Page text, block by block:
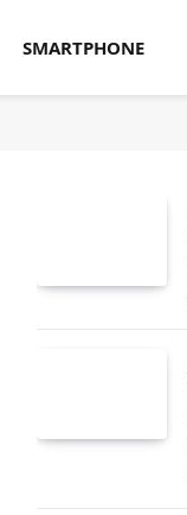
SMARTPHONE